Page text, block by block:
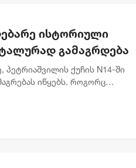
ისტორიული
გამაგრდება
პეტრიაშვილის ქუჩის N14-ში
იწყებს. როგორც